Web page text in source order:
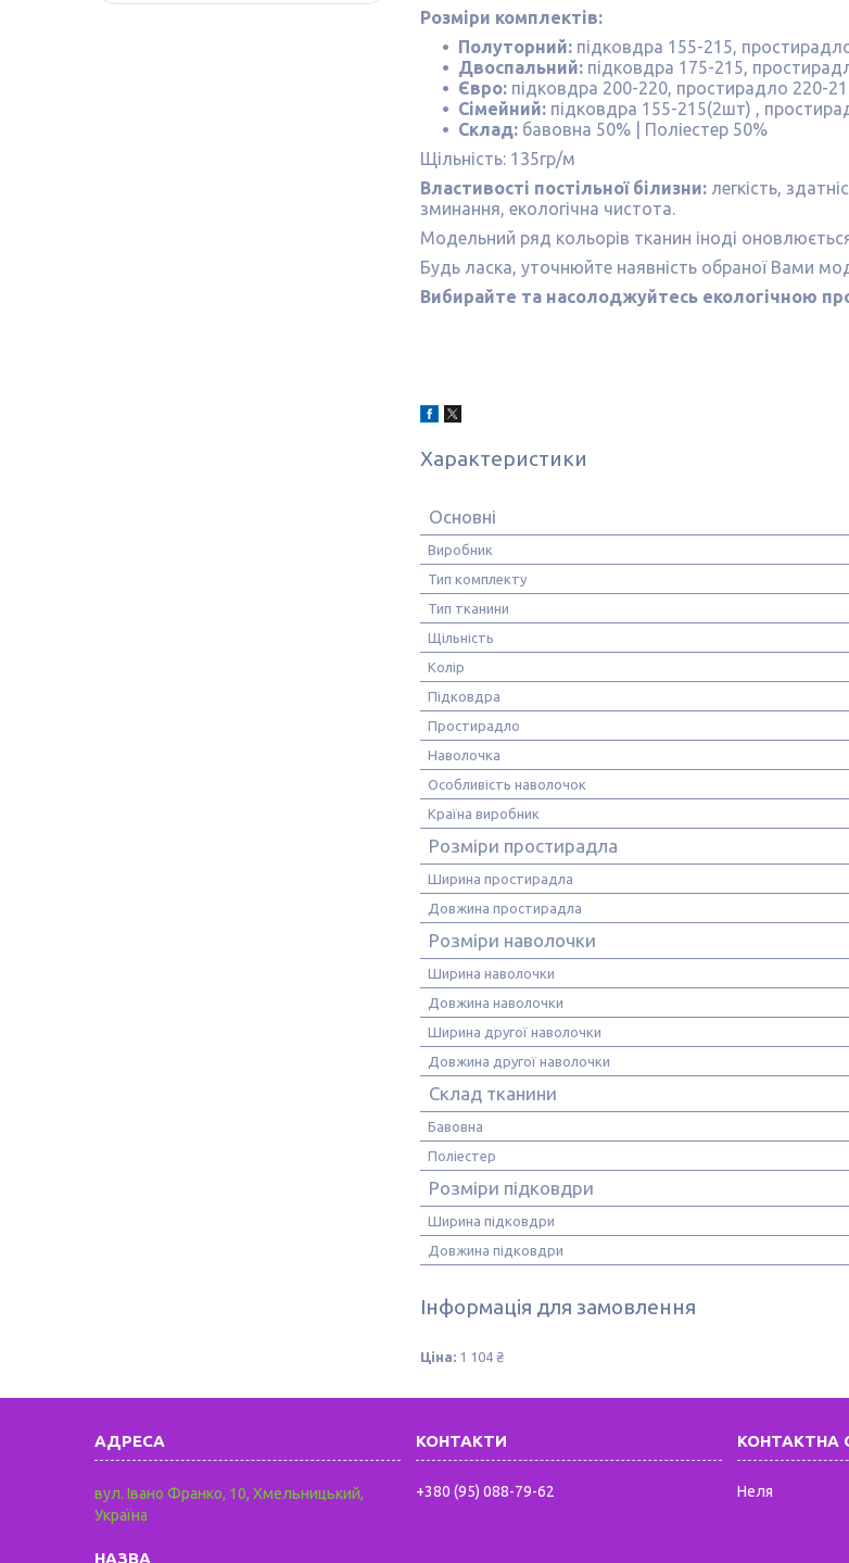
Розміри комплектів:
Полуторний: підковдра 155-215,
Двоспальний: підковдра 175-215,
Євро: підковдра 200-220, простирадло 220-
Сімейний: підковдра 155-215(2шт) ,
Склад: бавовна 50% | Поліестер 50%
Щільність: 135гр/м
Властивості постільної білизни: легкість,
зминання, екологічна чистота.
Модельний ряд кольорів тканин іноді
Будь ласка, уточнюйте наявність обраної Вами
Вибирайте та насолоджуйтесь екологічною
Характеристики
Основні
Виробник
Тип комплекту
Тип тканини
Щільність
Колір
Підковдра
Простирадло
Наволочка
Особливість наволочок
Країна виробник
Розміри простирадла
Ширина простирадла
Довжина простирадла
Розміри наволочки
Ширина наволочки
Довжина наволочки
Ширина другої наволочки
Довжина другої наволочки
Склад тканини
Бавовна
Поліестер
Розміри підковдри
Ширина підковдри
Довжина підковдри
Інформація для замовлення
Ціна: 1 104 ₴
вул. Івано Франко, 10, Хмельницький,
Україна
+380 (95) 088-79-62 Неля